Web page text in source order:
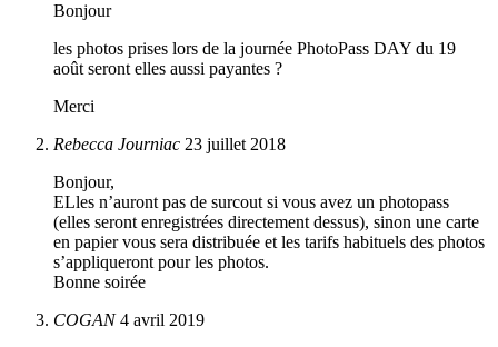
Bonjour
les photos prises lors de la journée PhotoPass DAY du 19
août seront elles aussi payantes ?
Merci
Rebecca Journiac 23 juillet 2018
Bonjour,
ELles n’auront pas de surcout si vous avez un photopass
(elles seront enregistrées directement dessus), sinon une carte
en papier vous sera distribuée et les tarifs habituels des photos
s’appliqueront pour les photos.
Bonne soirée
COGAN4 avril 2019